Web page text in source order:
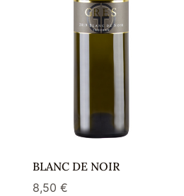
BLANC DE NOIR
8,50 €